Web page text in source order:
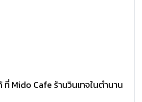
Mido Cafe ร้านวินเทจในตำนาน